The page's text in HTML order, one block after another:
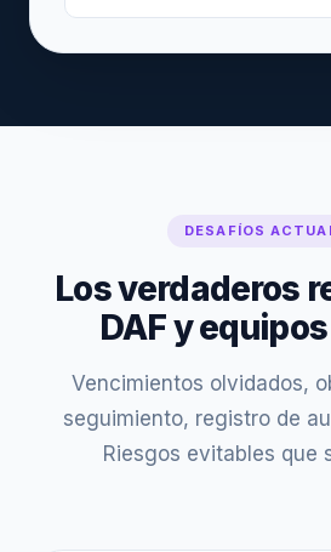
DESAFÍOS
Los verdaderos
DAF y
Vencimientos olvidados,
seguimiento, registro de
Riesgos evitables que